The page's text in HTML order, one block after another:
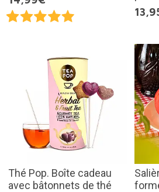
Thé Pop. Boîte cadeau
avec bâtonnets de thé